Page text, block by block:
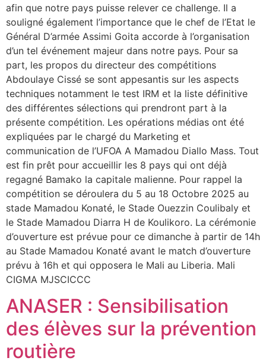
afin que notre pays puisse relever ce challenge. Il a
souligné également l’importance que le chef de l’Etat le
Général D’armée Assimi Goita accorde à l’organisation
d’un tel événement majeur dans notre pays. Pour sa
part, les propos du directeur des compétitions
Abdoulaye Cissé se sont appesantis sur les aspects
techniques notamment le test IRM et la liste définitive
des différentes sélections qui prendront part à la
présente compétition. Les opérations médias ont été
expliquées par le chargé du Marketing et
communication de l’UFOA A Mamadou Diallo Mass. Tout
est fin prêt pour accueillir les 8 pays qui ont déjà
regagné Bamako la capitale malienne. Pour rappel la
compétition se déroulera du 5 au 18 Octobre 2025 au
stade Mamadou Konaté, le Stade Ouezzin Coulibaly et
le Stade Mamadou Diarra H de Koulikoro. La cérémonie
d’ouverture est prévue pour ce dimanche à partir de 14h
au Stade Mamadou Konaté avant le match d’ouverture
prévu à 16h et qui opposera le Mali au Liberia. Mali
CIGMA MJSCICCC
ANASER : Sensibilisation
des élèves sur la prévention
routière